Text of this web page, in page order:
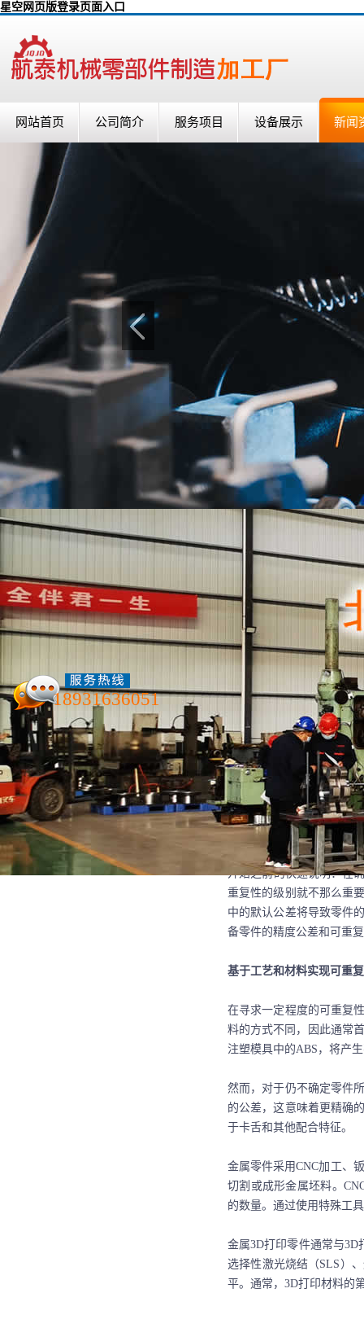
星空网页版登录页面入口
网站首页 公司简介 服务项目 设备展示 新闻
联系我们
18931636051
北京航泰机械加工厂
地址：北京市大兴区魏善庄
你如何加工相同的零件？
加工过程中如何变化。它
零件时应使用的流程。
重复性简介
当扩大生产用零件时，终
法应在批次之间提供可互
件与具有相同设计和规格
查，后者是对生产零件的
现在需要重复吗？
开始之前的快速说明：在
重复性的级别就不那么重
中的默认公差将导致零件
备零件的精度公差和可重
基于工艺和材料实现可重
在寻求一定程度的可重复
料的方式不同，因此通常
注塑模具中的ABS，将产
然而，对于仍不确定零件
的公差，这意味着更精确
于卡舌和其他配合特征。
金属零件采用CNC加工、
切割或成形金属坯料。
的数量。通过使用特殊工
金属3D打印零件通常与3D
选择性激光烧结（SLS）
平。通常，3D打印材料的